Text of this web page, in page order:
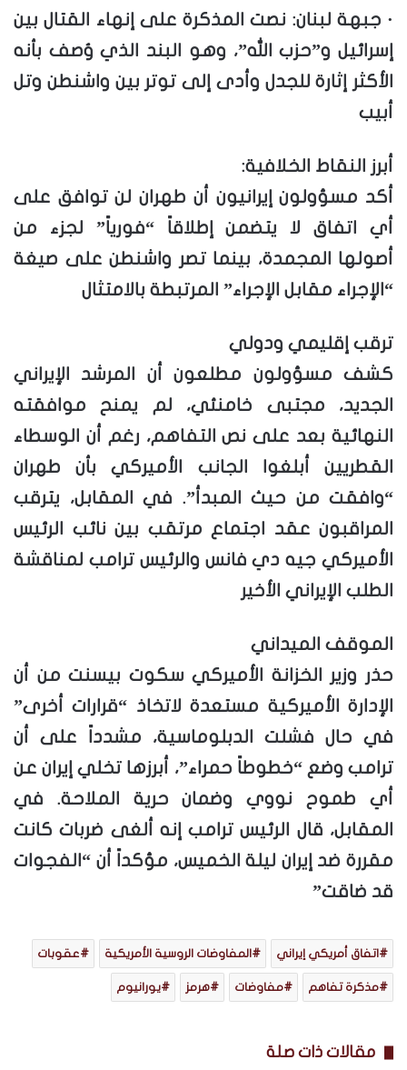
· جبهة لبنان: نصت المذكرة على إنهاء القتال بين
إسرائيل و”حزب الله”، وهو البند الذي وُصف بأنه
الأكثر إثارة للجدل وأدى إلى توتر بين واشنطن وتل
أبيب
أبرز النقاط الخلافية:
أكد مسؤولون إيرانيون أن طهران لن توافق على
أي اتفاق لا يتضمن إطلاقاً “فورياً” لجزء من
أصولها المجمدة، بينما تصر واشنطن على صيغة
“الإجراء مقابل الإجراء” المرتبطة بالامتثال
ترقب إقليمي ودولي
كشف مسؤولون مطلعون أن المرشد الإيراني
الجديد، مجتبى خامنئي، لم يمنح موافقته
النهائية بعد على نص التفاهم، رغم أن الوسطاء
القطريين أبلغوا الجانب الأميركي بأن طهران
“وافقت من حيث المبدأ”. في المقابل، يترقب
المراقبون عقد اجتماع مرتقب بين نائب الرئيس
الأميركي جيه دي فانس والرئيس ترامب لمناقشة
الطلب الإيراني الأخير
الموقف الميداني
حذر وزير الخزانة الأميركي سكوت بيسنت من أن
الإدارة الأميركية مستعدة لاتخاذ “قرارات أخرى”
في حال فشلت الدبلوماسية، مشدداً على أن
ترامب وضع “خطوطاً حمراء”، أبرزها تخلي إيران عن
أي طموح نووي وضمان حرية الملاحة. في
المقابل، قال الرئيس ترامب إنه ألغى ضربات كانت
مقررة ضد إيران ليلة الخميس، مؤكداً أن “الفجوات
قد ضاقت”
اتفاق أمريكي إيراني المفاوضات الروسية الأمريكية عقوبات
مذكرة تفاهم مفاوضات هرمز يورانيوم
مقالات ذات صلة